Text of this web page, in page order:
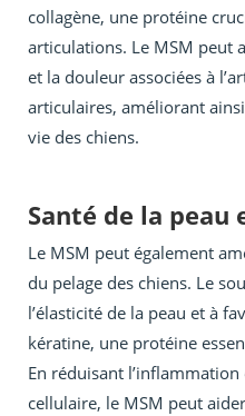
collagène, une protéine
articulations. Le MSM peut
et la douleur associées à
articulaires, améliorant
vie des chiens.
Santé de la peau
Le MSM peut également
du pelage des chiens. Le
l’élasticité de la peau et à
kératine, une protéine
En réduisant
cellulaire, le MSM peut